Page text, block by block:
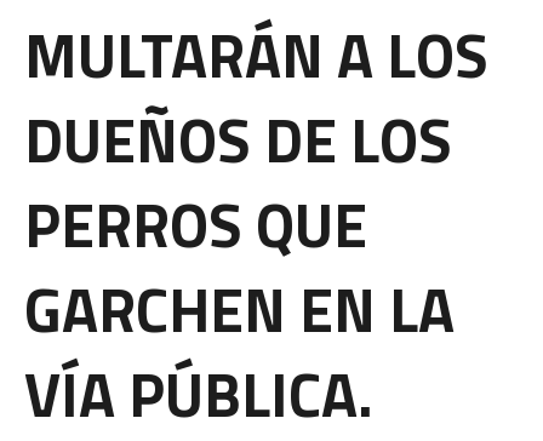
MULTARÁN A LOS
DUEÑOS DE LOS
PERROS QUE
GARCHEN EN LA
VÍA PÚBLICA.